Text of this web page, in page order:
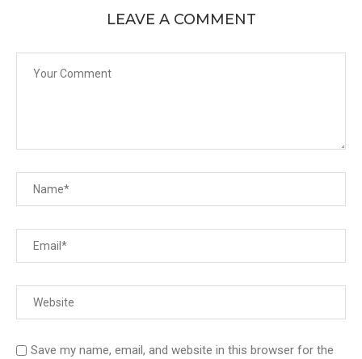
LEAVE A COMMENT
Save my name, email, and website in this browser for the